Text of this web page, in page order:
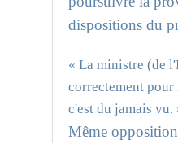
dispositions du
« La ministre (de
correctement pour
c'est du jamais
Même